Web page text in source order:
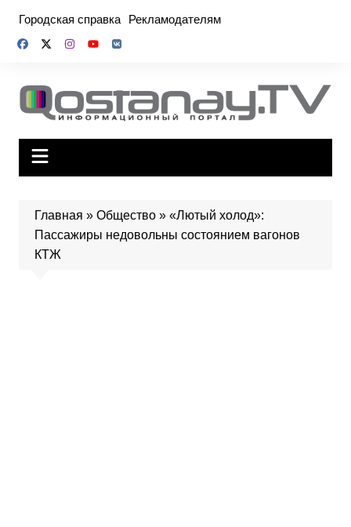
содержимому
Городская справка Рекламодателям
Главная » Общество» «Лютый холод»:
Пассажиры недовольны состоянием вагонов
КТЖ